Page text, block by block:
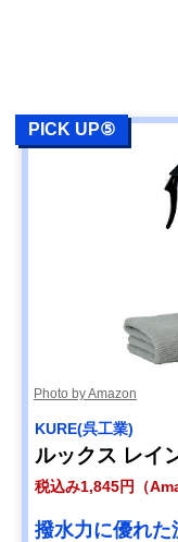
PICK UP⑤
Photo by Amazon
KURE(呉工業)
ルックス レイ
税込み1,845円（
撥水力に優れ